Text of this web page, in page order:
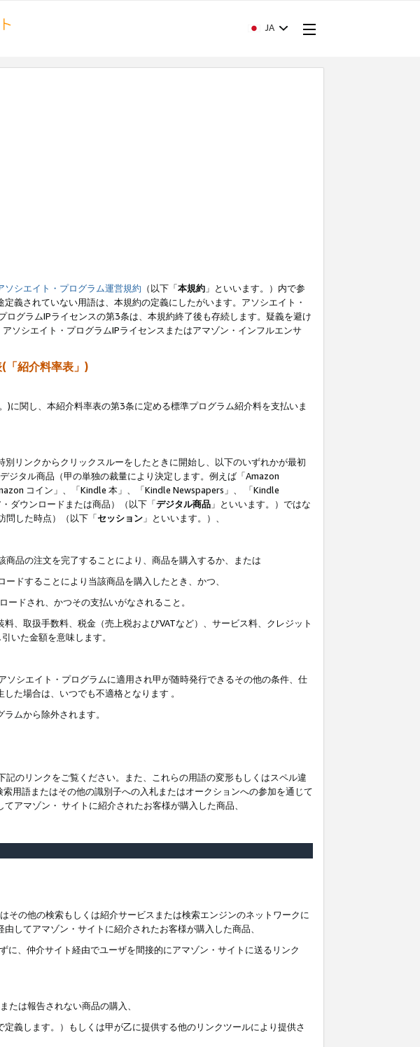
JA
ソシエイト・プログラム運営規約 （以下「本規約 」といいます。）内で参
義されていない用語は、本規約の定義にしたがいます。アソシエイト・
グラムIPライセンスの第3条は、本規約終了後も存続します。疑義を避け
ソシエイト・プログラムIPライセンスまたはアマゾン・インフルエンサ
「紹介料率表」)
)に関し、本紹介料率表の第3条に定める標準プログラム紹介料を支払いま
リンクからクリックスルーをしたときに開始し、以下のいずれかが最初
ジタル商品（甲の単独の裁量により決定します。例えば「Amazon
コイン」、「Kindle 本」、「Kindle Newspapers」、 「Kindle
ダウンロードまたは商品）（以下「デジタル商品 」といいます。）ではな
問した時点）（以下「セッション 」といいます。）、
品の注文を完了することにより、商品を購入するか、または
ドすることにより当該商品を購入したとき、かつ、
ドされ、かつその支払いがなされること。
、取扱手数料、税金（売上税およびVATなど）、サービス料、クレジット
いた金額を意味します。
シエイト・プログラムに適用され甲が随時発行できるその他の条件、仕
た場合は、いつでも不適格となります 。
ムから除外されます。
のリンクをご覧ください。また、これらの用語の変形もしくはスペル違
用語またはその他の識別子への入札またはオークションへの参加を通じて
アマゾン・ サイトに紹介されたお客様が購入した商品、
の他の検索もしくは紹介サービスまたは検索エンジンのネットワークに
してアマゾン・サイトに紹介されたお客様が購入した商品、
、仲介サイト経由でユーザを間接的にアマゾン・サイトに送るリンク
たは報告されない商品の購入、
義します。）もしくは甲が乙に提供する他のリンクツールにより提供さ